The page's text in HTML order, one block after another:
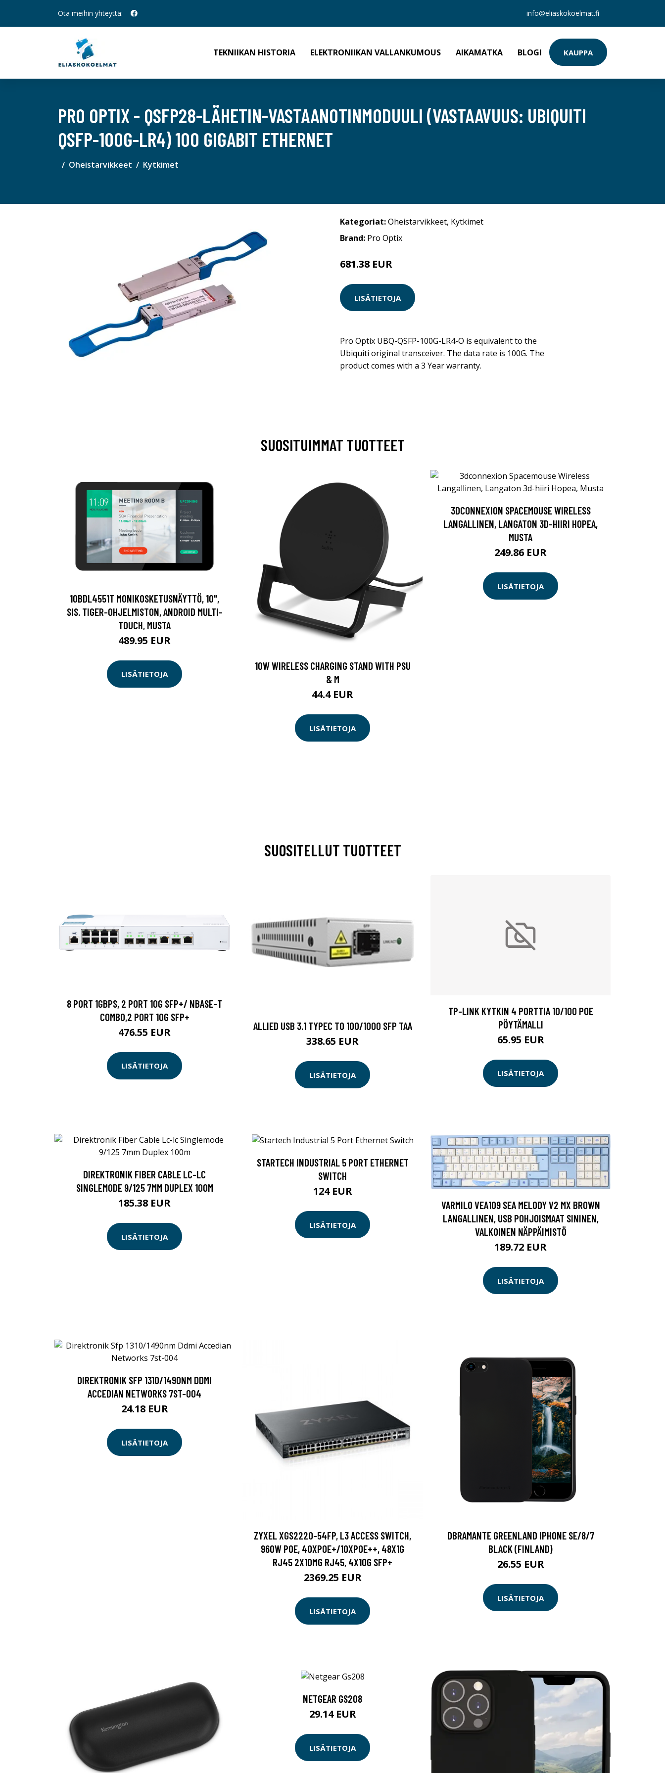
Ota meihin yhteyttä: info@eliaskokoelmat.fi
TEKNIIKAN HISTORIA ELEKTRONIIKAN VALLANKUMOUS AIKAMATKA BLOGI KAUPPA
PRO OPTIX - QSFP28-LÄHETIN-VASTAANOTINMODUULI (VASTAAVUUS: UBIQUITI
QSFP-100G-LR4) 100 GIGABIT ETHERNET
Oheistarvikkeet Kytkimet
Kategoriat:Oheistarvikkeet, Kytkimet
Brand: Pro Optix
681.38 EUR
LISÄTIETOJA
Pro Optix UBQ-QSFP-100G-LR4-O is equivalent to the
Ubiquiti original transceiver. The data rate is 100G. The
product comes with a 3 Year warranty.
SUOSITUIMMAT TUOTTEET
10BDL4551T MONIKOSKETUSNÄYTTÖ, 10",
SIS. TIGER-OHJELMISTON, ANDROID MULTI-
TOUCH, MUSTA
489.95 EUR
LISÄTIETOJA
10W WIRELESS CHARGING STAND WITH PSU
& M
44.4 EUR
LISÄTIETOJA
3DCONNEXION SPACEMOUSE WIRELESS
LANGALLINEN, LANGATON 3D-HIIRI HOPEA,
MUSTA
249.86 EUR
LISÄTIETOJA
SUOSITELLUT TUOTTEET
8 PORT 1GBPS, 2 PORT 10G SFP+/ NBASE-T
COMBO,2 PORT 10G SFP+
476.55 EUR
LISÄTIETOJA
ALLIED USB 3.1 TYPEC TO 100/1000 SFP TAA
338.65 EUR
LISÄTIETOJA
TP-LINK KYTKIN 4 PORTTIA 10/100 POE
PÖYTÄMALLI
65.95 EUR
LISÄTIETOJA
DIREKTRONIK FIBER CABLE LC-LC
SINGLEMODE 9/125 7MM DUPLEX 100M
185.38 EUR
LISÄTIETOJA
STARTECH INDUSTRIAL 5 PORT ETHERNET
SWITCH
124 EUR
LISÄTIETOJA
VARMILO VEA109 SEA MELODY V2 MX BROWN
LANGALLINEN, USB POHJOISMAAT SININEN,
VALKOINEN NÄPPÄIMISTÖ
189.72 EUR
LISÄTIETOJA
DIREKTRONIK SFP 1310/1490NM DDMI
ACCEDIAN NETWORKS 7ST-004
24.18 EUR
LISÄTIETOJA
ZYXEL XGS2220-54FP, L3 ACCESS SWITCH,
960W POE, 40XPOE+/10XPOE++, 48X1G
RJ45 2X10MG RJ45, 4X10G SFP+
2369.25 EUR
LISÄTIETOJA
DBRAMANTE GREENLAND IPHONE SE/8/7
BLACK (FINLAND)
26.55 EUR
LISÄTIETOJA
NETGEAR GS208
29.14 EUR
LISÄTIETOJA